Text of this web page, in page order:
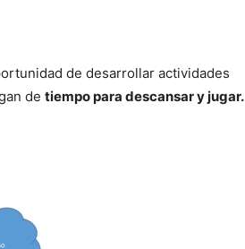
de desarrollar actividades
de tiempo para descansar y jugar.